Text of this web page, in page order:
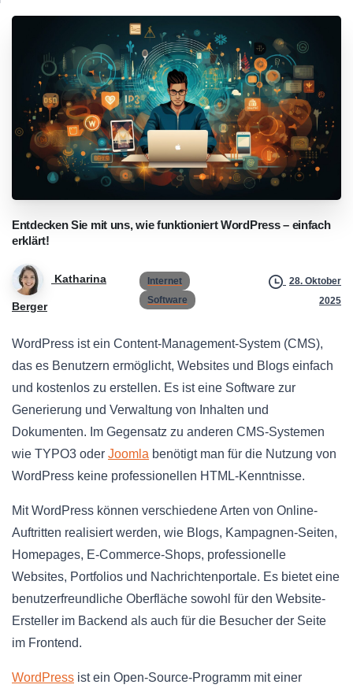
Entdecken Sie mit uns, wie funktioniert WordPress – einfach
erklärt!
Katharina
Berger
Internet
Software
28. Oktober
2025
WordPress ist ein Content-Management-System (CMS),
das es Benutzern ermöglicht, Websites und Blogs einfach
und kostenlos zu erstellen. Es ist eine Software zur
Generierung und Verwaltung von Inhalten und
Dokumenten. Im Gegensatz zu anderen CMS-Systemen
wie TYPO3 oder Joomla benötigt man für die Nutzung von
WordPress keine professionellen HTML-Kenntnisse.
Mit WordPress können verschiedene Arten von Online-
Auftritten realisiert werden, wie Blogs, Kampagnen-Seiten,
Homepages, E-Commerce-Shops, professionelle
Websites, Portfolios und Nachrichtenportale. Es bietet eine
benutzerfreundliche Oberfläche sowohl für den Website-
Ersteller im Backend als auch für die Besucher der Seite
im Frontend.
WordPress ist ein Open-Source-Programm mit einer